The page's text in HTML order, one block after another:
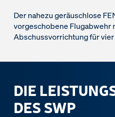
Der nahezu geräuschlose
vorgeschobene Flugabwehr
Abschussvorrichtung für
DIE
DES SWP